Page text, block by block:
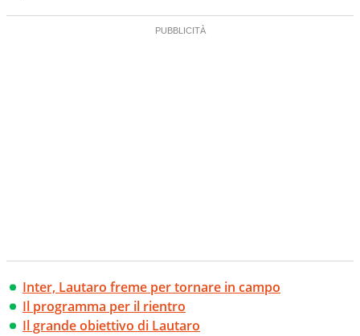
Inter, Lautaro freme per tornare in campo
Il programma per il rientro
Il grande obiettivo di Lautaro